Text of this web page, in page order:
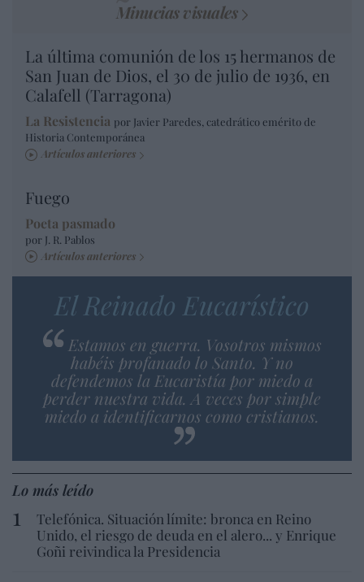
Minucias visuales
La última comunión de los 15 hermanos de
San Juan de Dios, el 30 de julio de 1936, en
Calafell (Tarragona)
La Resistencia por Javier Paredes, catedrático emérito de
Historia Contemporánea
Artículos anteriores
Fuego
Poeta pasmado
por J. R. Pablos
Artículos anteriores
El Reinado Eucarístico
Estamos en guerra. Vosotros mismos
habéis profanado lo Santo. Y no
defendemos la Eucaristía por miedo a
perder nuestra vida. A veces por simple
miedo a identificarnos como cristianos.
Lo más leído
Telefónica. Situación límite: bronca en Reino
Unido, el riesgo de deuda en el alero... y Enrique
Goñi reivindica la Presidencia